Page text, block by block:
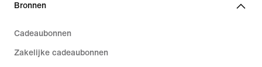
Bronnen
Cadeaubonnen
Zakelijke cadeaubonnen